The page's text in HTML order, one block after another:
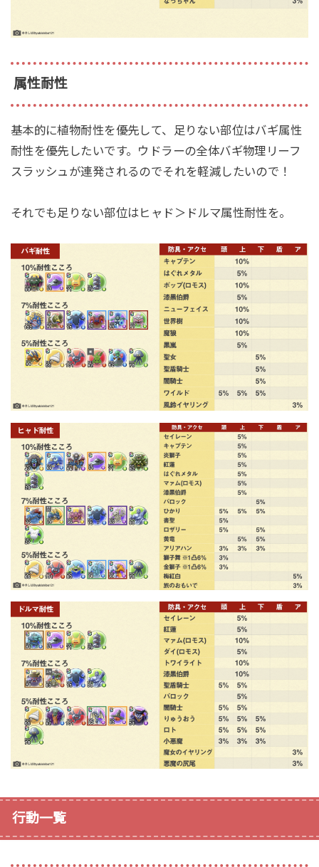
属性耐性
基本的に植物耐性を優先して、足りない部位はバギ属性
耐性を優先したいです。ウドラーの全体バギ物理リーフ
スラッシュが連発されるのでそれを軽減したいので！
それでも足りない部位はヒャド＞ドルマ属性耐性を。
行動一覧